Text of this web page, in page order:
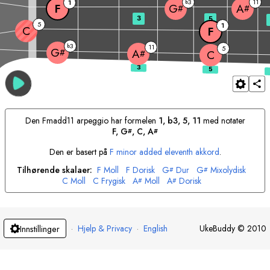
G#
b3
A# 11 C 5
C 5 F 1
F 1 G# A#
3 5
Den Fmadd11 arpeggio har formelen 1, b3, 5, 11 med notater
F, G#, C, A#
Den er basert på F minor added eleventh akkord.
Tilhørende skalaer: F Moll F Dorisk G# Dur G# Mixolydisk
C Moll C Frygisk A# Moll A# Dorisk
Innstillinger · Hjelp & Privacy · English UkeBuddy © 2010